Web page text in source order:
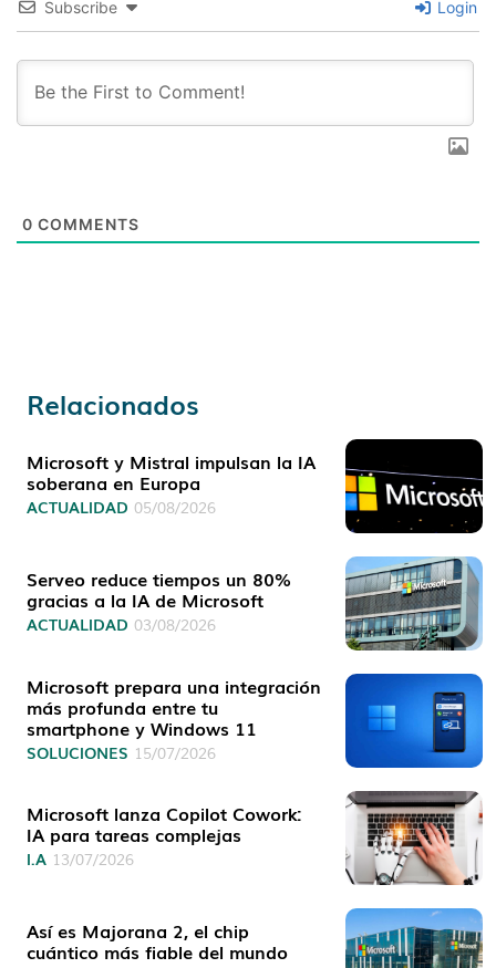
Subscribe Login
0 COMMENTS
Relacionados
Microsoft y Mistral impulsan la IA
soberana en Europa
ACTUALIDAD 05/08/2026
Serveo reduce tiempos un 80%
gracias a la IA de Microsoft
ACTUALIDAD 03/08/2026
Microsoft prepara una integración
más profunda entre tu
smartphone y Windows 11
SOLUCIONES 15/07/2026
Microsoft lanza Copilot Cowork:
IA para tareas complejas
I.A 13/07/2026
Así es Majorana 2, el chip
cuántico más fiable del mundo